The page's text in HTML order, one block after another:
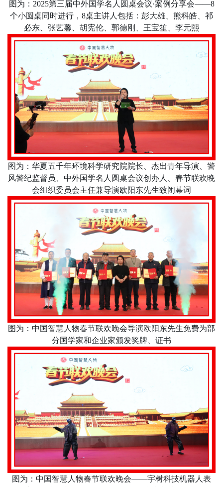
图为： 2025第三届中外国学名人圆桌会议·案例分享会——8
个小圆桌同时进行， 8桌主讲人包括：彭大雄、熊科皓、祁
必东、张艺馨、胡宪伦、郭德刚、王宝笙、李元熙
图为：华夏五千年环境科学研究院院长、杰出青年导演、警
风警纪监督员、中外国学名人圆桌会议创办人、春节联欢晚
会组织委员会主任兼导演欧阳东先生致闭幕词
图为：中国智慧人物春节联欢晚会导演欧阳东先生免费为部
分国学家和企业家颁发奖牌、证书
图为：中国智慧人物春节联欢晚会——宇树科技机器人表